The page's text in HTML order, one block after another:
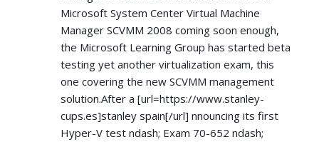
Microsoft System Center Virtual Machine
Manager SCVMM 2008 coming soon enough,
the Microsoft Learning Group has started beta
testing yet another virtualization exam, this
one covering the new SCVMM management
solution.After a [url=https://www.stanley-
cups.es]stanley spain[/url] nnouncing its first
Hyper-V test ndash; Exam 70-652 ndash;